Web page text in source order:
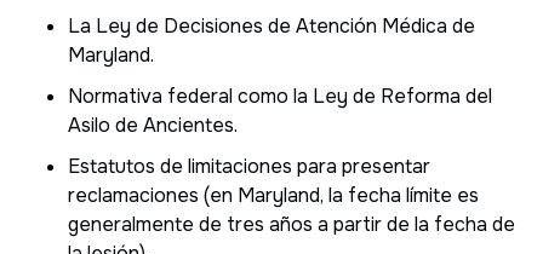
La Ley de Decisiones de Atención Médica de
Maryland.
Normativa federal como la Ley de Reforma del
Asilo de Ancientes.
Estatutos de limitaciones para presentar
reclamaciones (en Maryland, la fecha límite es
generalmente de tres años a partir de la fecha de